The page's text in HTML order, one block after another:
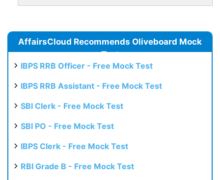
AffairsCloud Recommends Oliveboard Mock
Test
IBPS RRB Officer - Free Mock Test
IBPS RRB Assistant - Free Mock Test
SBI Clerk - Free Mock Test
SBI PO - Free Mock Test
IBPS Clerk - Free Mock Test
RBI Grade B - Free Mock Test